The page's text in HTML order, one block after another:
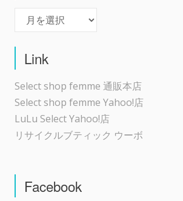
Link
Select shop femme 通販本店
Select shop femme Yahoo!店
LuLu Select Yahoo!店
リサイクルブティック ウーボ
Facebook